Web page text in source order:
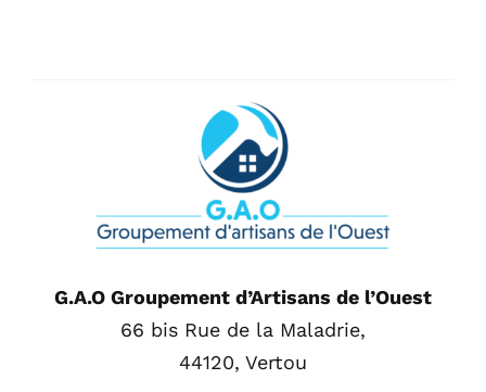
G.A.O Groupement d’Artisans de l’Ouest
66 bis Rue de la Maladrie,
44120, Vertou